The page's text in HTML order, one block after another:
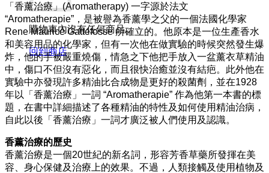
購物車內沒有任何商品。
回到商店
「香薰治療」(Aromatherapy) 一字源於法文
“Aromatherapie”，是被譽為香薰學之父的一個法國化學家
Rene Maurice Gattefosse 所確立的。他原本是一位生產香水
和美容用品的化學家，但有一次他在做實驗的時候突然發生爆
炸，他的手被嚴重燒傷，情急之下他把手放入一盆薰衣草精油
中，傷口不但沒有惡化，而且很快治癒並沒有結疤。此外他在
實驗中亦發現許多精油比合成物是更好的殺菌劑，並在1928
年以「香薰治療」一詞 “Aromatherapie” 作為他第一本書的標
題，在書中詳細描述了各種精油的特性及如何使用精油治病，
自此以後「香薰治療」一詞才廣泛被人們使用及認識。
香薰治療的歷史
香薰治療是一個20世紀的新名詞，形容芳香草藥所發揮在美
容、身心保健及治療上的效果。不過，人類接觸及使用植物及